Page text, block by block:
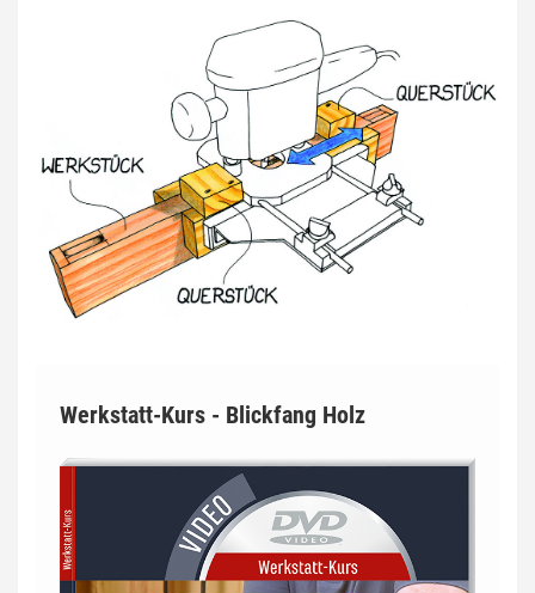
Werkstatt-Kurs - Blickfang Holz